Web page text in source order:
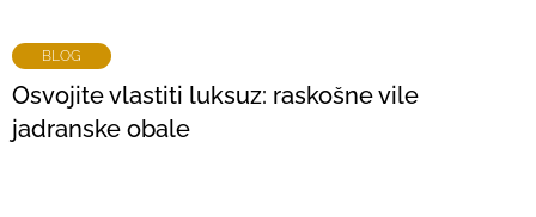
BLOG
Osvojite vlastiti luksuz: raskošne vile
jadranske obale